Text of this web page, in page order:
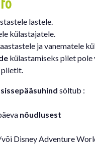
lastele.
külastajatele.
ja vanematele
külastamiseks pilet pole
piletit.
sõltub :
nõudlusest
Disney Adventure